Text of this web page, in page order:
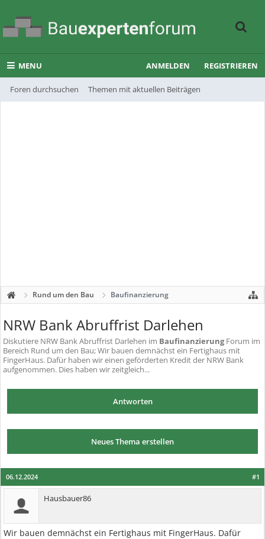
MENU
Foren durchsuchen Themen mit aktuellen Beiträgen
ANMELDEN REGISTRIEREN
Rund um den Bau Baufinanzierung
NRW Bank Abruffrist Darlehen
Diskutiere NRW Bank Abruffrist Darlehen im Baufinanzierung Forum im
Bereich Rund um den Bau; Wir bauen demnächst ein Fertighaus mit
FingerHaus. Dafür haben wir einen geförderten Kredit der NRW Bank
aufgenommen. Dies haben wir zeitgleich...
Antworten
Neues Thema erstellen
#1
06.12.2024
Hausbauer86
Wir bauen demnächst ein Fertighaus mit FingerHaus. Dafür